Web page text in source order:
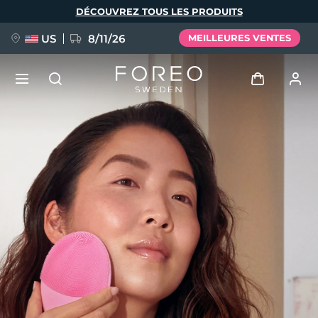
DÉCOUVREZ TOUS LES PRODUITS
US 8/11/26 MEILLEURES VENTES
Profil de l'utilisateur
Mes appareils
Mes commandes
Mes adresses
Mes abonnements
NOUVEAU
FAQ™ Pure Beauty-Tech Elixir
BREAKING NEWS
issa™ Teeth Whitening Set
Langue
English Deutsch
Español
Français
Italiano
Português
Polski
Svenska
Русский
Türkçe
简体中文 繁體中文